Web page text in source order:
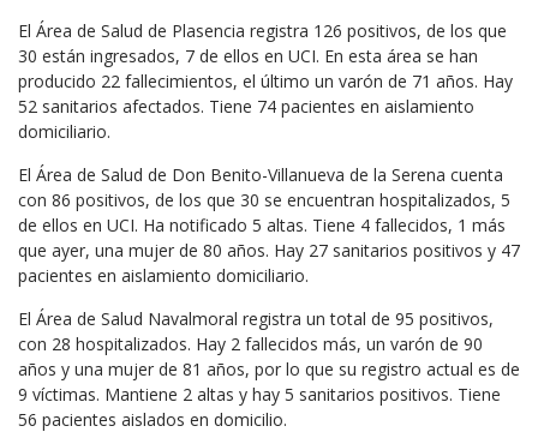
El Área de Salud de Plasencia registra 126 positivos, de los que
30 están ingresados, 7 de ellos en UCI. En esta área se han
producido 22 fallecimientos, el último un varón de 71 años. Hay
52 sanitarios afectados. Tiene 74 pacientes en aislamiento
domiciliario.
El Área de Salud de Don Benito-Villanueva de la Serena cuenta
con 86 positivos, de los que 30 se encuentran hospitalizados, 5
de ellos en UCI. Ha notificado 5 altas. Tiene 4 fallecidos, 1 más
que ayer, una mujer de 80 años. Hay 27 sanitarios positivos y 47
pacientes en aislamiento domiciliario.
El Área de Salud Navalmoral registra un total de 95 positivos,
con 28 hospitalizados. Hay 2 fallecidos más, un varón de 90
años y una mujer de 81 años, por lo que su registro actual es de
9 víctimas. Mantiene 2 altas y hay 5 sanitarios positivos. Tiene
56 pacientes aislados en domicilio.